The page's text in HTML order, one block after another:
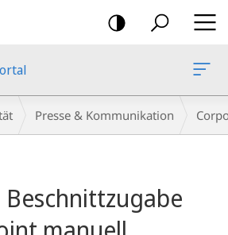
Presse & Kommunikation
Beschnittzugabe